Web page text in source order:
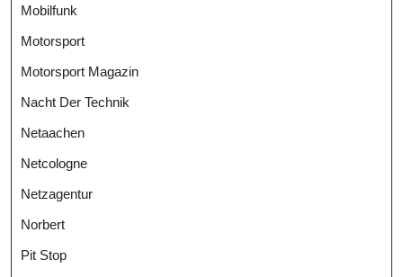
Mobilfunk
Motorsport
Motorsport Magazin
Nacht Der Technik
Netaachen
Netcologne
Netzagentur
Norbert
Pit Stop